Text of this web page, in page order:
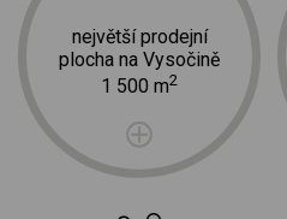
největší prodejní
plocha na Vysočině
1 500 m2